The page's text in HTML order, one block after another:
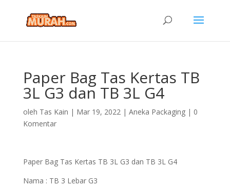
Paper Bag Tas Kertas TB
3L G3 dan TB 3L G4
oleh Tas Kain | Mar 19, 2022| Aneka Packaging| 0
Komentar
Paper Bag Tas Kertas TB 3L G3 dan TB 3L G4
Nama : TB 3 Lebar G3